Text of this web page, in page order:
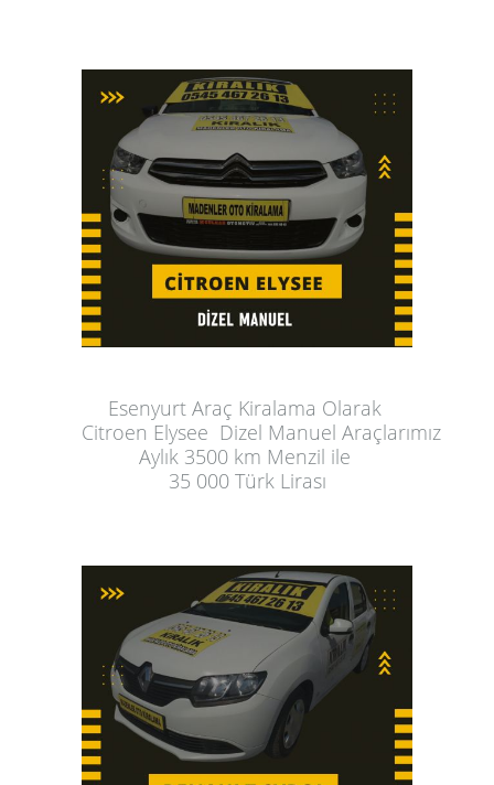
Esenyurt Araç Kiralama Olarak
Citroen Elysee  Dizel Manuel Araçlarımız
Aylık 3500 km Menzil ile
35 000 Türk Lirası